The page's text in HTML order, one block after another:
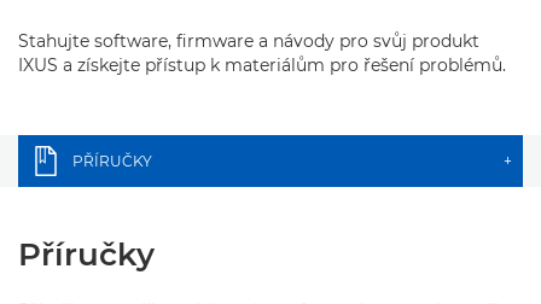
Stahujte software, firmware a návody pro svůj produkt
IXUS a získejte přístup k materiálům pro řešení problémů.
PŘÍRUČKY +
Příručky